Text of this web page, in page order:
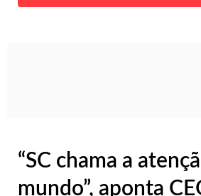
“SC chama a
mundo”, aponta